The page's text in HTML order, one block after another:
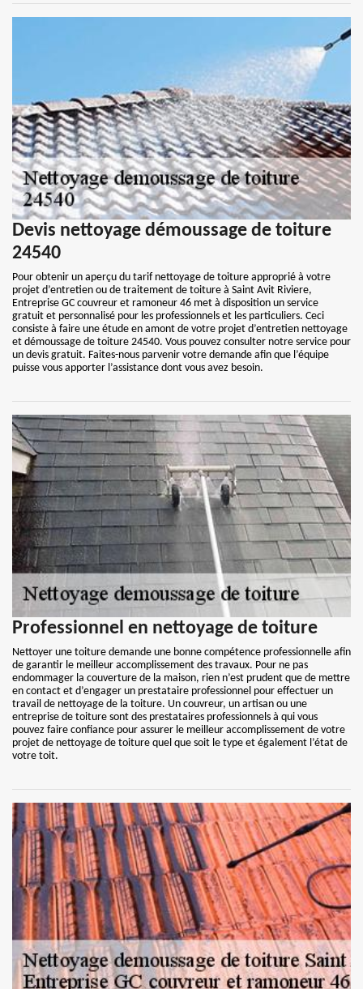
Devis nettoyage démoussage de toiture
24540
Pour obtenir un aperçu du tarif nettoyage de toiture approprié à votre
projet d’entretien ou de traitement de toiture à Saint Avit Riviere,
Entreprise GC couvreur et ramoneur 46 met à disposition un service
gratuit et personnalisé pour les professionnels et les particuliers. Ceci
consiste à faire une étude en amont de votre projet d’entretien nettoyage
et démoussage de toiture 24540. Vous pouvez consulter notre service pour
un devis gratuit. Faites-nous parvenir votre demande afin que l’équipe
puisse vous apporter l’assistance dont vous avez besoin.
Professionnel en nettoyage de toiture
Nettoyer une toiture demande une bonne compétence professionnelle afin
de garantir le meilleur accomplissement des travaux. Pour ne pas
endommager la couverture de la maison, rien n’est prudent que de mettre
en contact et d’engager un prestataire professionnel pour effectuer un
travail de nettoyage de la toiture. Un couvreur, un artisan ou une
entreprise de toiture sont des prestataires professionnels à qui vous
pouvez faire confiance pour assurer le meilleur accomplissement de votre
projet de nettoyage de toiture quel que soit le type et également l’état de
votre toit.